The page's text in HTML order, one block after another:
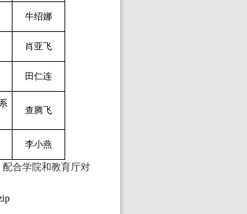
牛绍娜
肖亚飞
田仁连
查腾飞
李小燕
合学院和教育厅对